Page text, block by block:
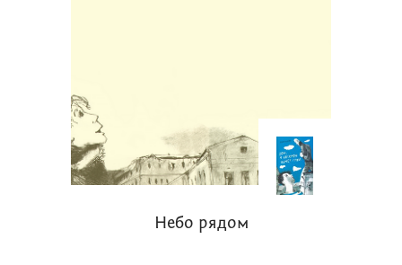
Небо рядом